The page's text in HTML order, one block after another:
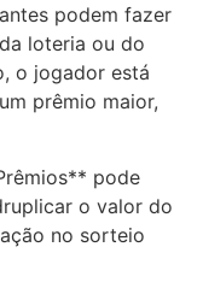
podem fazer
loteria ou do
o jogador está
prêmio maior,
pode
o valor do
no sorteio